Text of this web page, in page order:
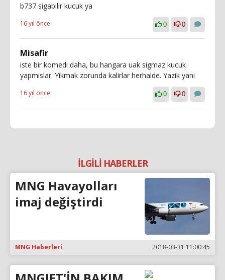
b737 sigabilir kucuk ya
16 yıl önce 0 0
Misafir
iste bir komedi daha, bu hangara uak sigmaz kucuk
yapmislar. Yikmak zorunda kalirlar herhalde. Yazik yani
16 yıl önce 0 0
İLGİLİ HABERLER
MNG Havayolları
imaj değiştirdi
MNG Haberleri 2018-03-31 11:00:45